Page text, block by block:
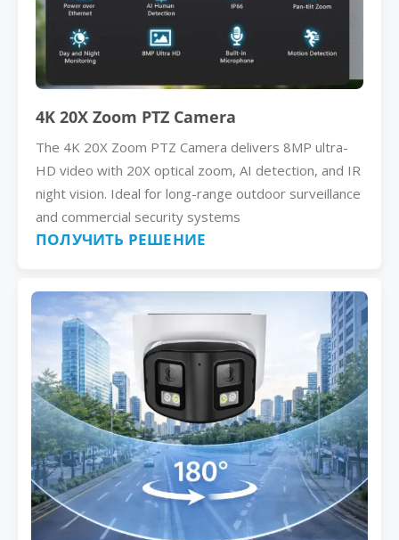
4K 20X Zoom PTZ Camera
The 4K 20X Zoom PTZ Camera delivers 8MP ultra-
HD video with 20X optical zoom, AI detection, and IR
night vision. Ideal for long-range outdoor surveillance
and commercial security systems
ПОЛУЧИТЬ РЕШЕНИЕ